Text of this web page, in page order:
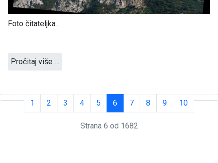
Foto čitateljka...
Pročitaj više …
1 2 3 4 5 6 7 8 9 10
Strana 6 od 1682